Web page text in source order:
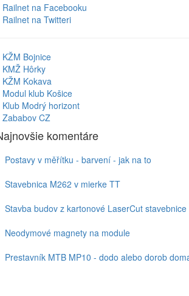
Railnet na Facebooku
Railnet na Twitteri
KŽM Bojnice
KMŽ Hôrky
KŽM Kokava
Modul klub Košice
Klub Modrý horizont
Zababov CZ
komentáre
Postavy v měřítku - barvení - jak na to
Stavebnica M262 v mierke TT
Stavba budov z kartonové LaserCut stavebnice
Neodymové magnety na module
Prestavník MTB MP10 - dodo alebo dorob